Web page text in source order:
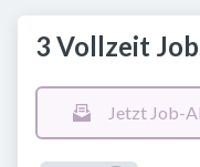
3 Vollzeit
Jetzt Job-